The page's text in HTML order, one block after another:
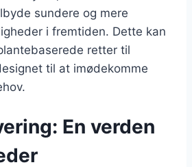
sundere og mere
i fremtiden. Dette kan
retter til
til at imødekomme
En verden